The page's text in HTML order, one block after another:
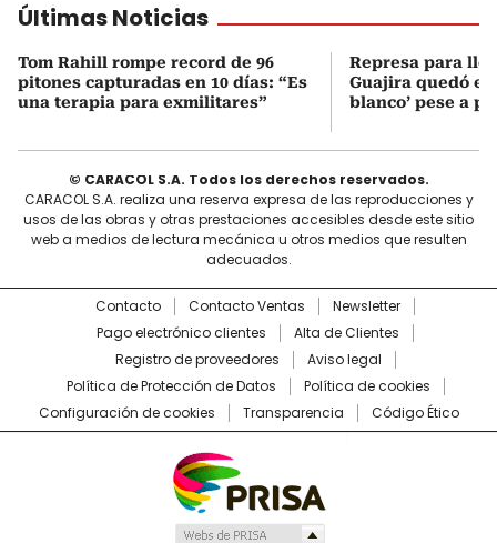
Últimas Noticias
Tom Rahill rompe record de 96
pitones capturadas en 10 días: “Es
una terapia para exmilitares”
Represa para
Guajira quedó en
blanco’ pese a
© CARACOL S.A. Todos los derechos reservados.
CARACOL S.A. realiza una reserva expresa de las reproducciones y
usos de las obras y otras prestaciones accesibles desde este sitio
web a medios de lectura mecánica u otros medios que resulten
adecuados.
Contacto Contacto Ventas
Newsletter
Pago electrónico clientes
Alta de Clientes
Registro de proveedores
Aviso legal
Política de Protección de Datos
Política de cookies
Configuración de cookies
Transparencia Código Ético